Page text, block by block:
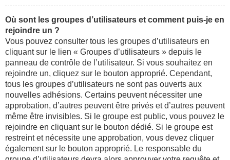
Où sont les groupes d’utilisateurs et comment puis-je en
rejoindre un ?
Vous pouvez consulter tous les groupes d’utilisateurs en
cliquant sur le lien « Groupes d’utilisateurs » depuis le
panneau de contrôle de l’utilisateur. Si vous souhaitez en
rejoindre un, cliquez sur le bouton approprié. Cependant,
tous les groupes d’utilisateurs ne sont pas ouverts aux
nouvelles adhésions. Certains peuvent nécessiter une
approbation, d’autres peuvent être privés et d’autres peuvent
même être invisibles. Si le groupe est public, vous pouvez le
rejoindre en cliquant sur le bouton dédié. Si le groupe est
restreint et nécessite une approbation, vous devez cliquer
également sur le bouton approprié. Le responsable du